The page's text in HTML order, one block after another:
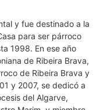
y fue destinado a la
para ser párroco
1998. En ese año
de Ribeira Brava,
de Ribeira Brava y
y 2007, se dedicó a
del Algarve,